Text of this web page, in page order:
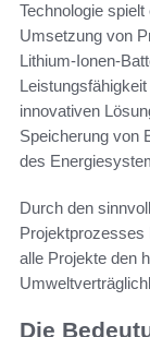
Technologie
Umsetzung von
Lithium-Ionen-
innovativen
Speicherung von
des
Durch den
Projektprozesses
alle Projekte den
Die